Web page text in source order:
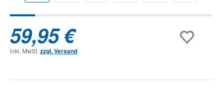
59,95 €
inkl. MwSt. zzgl. Versand